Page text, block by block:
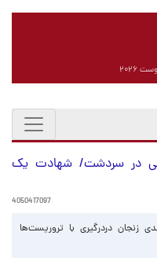
در سردشت/ شهادت یک
4050417097
تیپ ۳۶انصارالمهدی زنجان دردرگیری با تروریست‌ها